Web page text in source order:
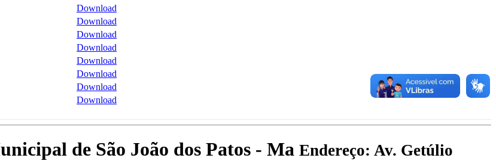
Download
Download
Download
Download
Download
Download
Download
Download
de São João dos Patos - Ma Endereço: Av. Getúlio